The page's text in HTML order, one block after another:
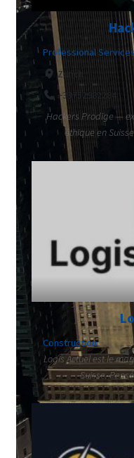
Professional
Zurich
+33752982284
Hackers Prodige —
éthique en
Construction
Logis Actuel est le
Suisse.